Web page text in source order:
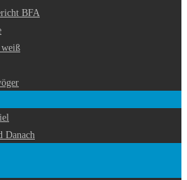
BFA
Danach